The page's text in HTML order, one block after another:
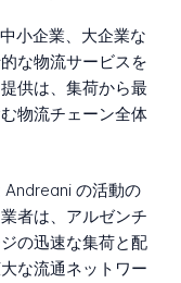
小企業、大企業な
な物流サービスを
供は、集荷から最
物流チェーン全体
Andreani の活動の
者は、アルゼンチ
の迅速な集荷と配
な流通ネットワー